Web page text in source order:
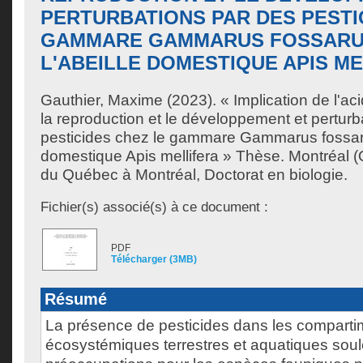
PERTURBATIONS PAR DES
GAMMARE GAMMARUS
L'ABEILLE DOMESTIQUE APIS
Gauthier, Maxime (2023). « Implication de
la reproduction et le développement et
pesticides chez le gammare Gammarus
domestique Apis mellifera » Thèse. Montréal
du Québec à Montréal, Doctorat en biologie.
Fichier(s) associé(s) à ce document :
PDF
Télécharger (3MB)
Résumé
La présence de pesticides dans les
écosystémiques terrestres et aquatiques